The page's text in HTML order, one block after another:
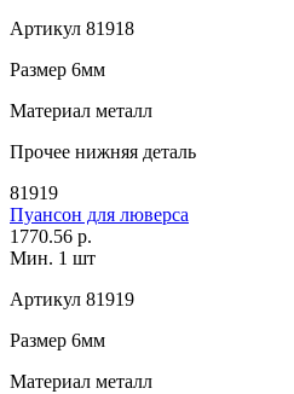
Артикул 81918
Размер 6мм
Материал металл
Прочее нижняя деталь
81919
Пуансон для люверса
1770.56 р.
Мин. 1 шт
Артикул 81919
Размер 6мм
Материал металл